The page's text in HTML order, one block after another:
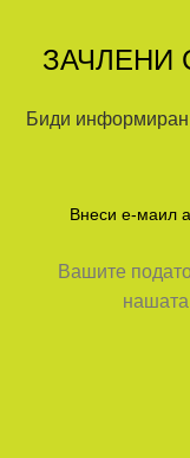
ЗАЧЛЕНИ
Биди информиран
Вашите
нашата